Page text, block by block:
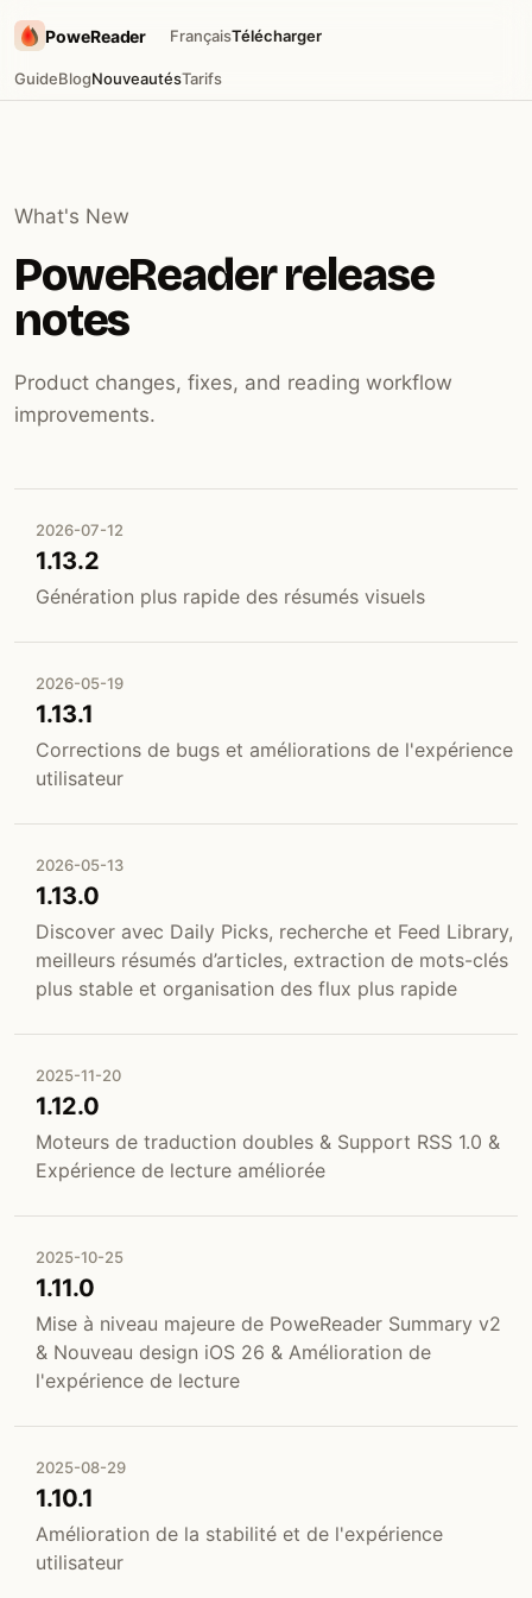
PoweReader
GuideBlogNouveautésTarifs
FrançaisTélécharger
What's New
PoweReader release
notes
Product changes, fixes, and reading workflow
improvements.
2026-07-12
1.13.2
Génération plus rapide des résumés visuels
2026-05-19
1.13.1
Corrections de bugs et améliorations de l'expérience
utilisateur
2026-05-13
1.13.0
Discover avec Daily Picks, recherche et Feed Library,
meilleurs résumés d’articles, extraction de mots-clés
plus stable et organisation des flux plus rapide
2025-11-20
1.12.0
Moteurs de traduction doubles & Support RSS 1.0 &
Expérience de lecture améliorée
2025-10-25
1.11.0
Mise à niveau majeure de PoweReader Summary v2
& Nouveau design iOS 26 & Amélioration de
l'expérience de lecture
2025-08-29
1.10.1
Amélioration de la stabilité et de l'expérience
utilisateur